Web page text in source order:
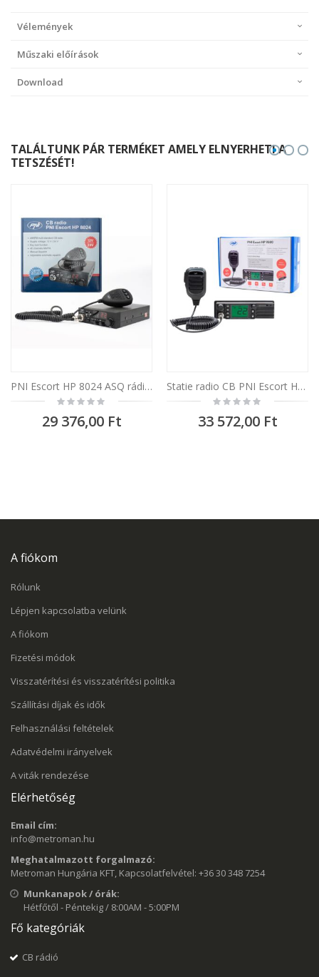
Vélemények
Műszaki előírások
Download
TALÁLTUNK PÁR TERMÉKET AMELY ELNYERHETI A
TETSZÉSÉT!
PNI Escort HP 8024 ASQ rádióállomás, szabályozható tápellátás 12V-24V és 8 WATT
Rating:
0%
29 376,00 Ft
Statie radio CB PNI Escort HP 9500 multistandard, ASQ, VOX, Scan, 4W, AM-FM, alimentare 12V/24V, mufa de bricheta inclusa
Rating:
0%
33 572,00 Ft
A fiókom
Rólunk
Lépjen kapcsolatba velünk
A fiókom
Fizetési módok
Visszatérítési és visszatérítési politika
Szállítási díjak és idők
Felhasználási feltételek
Adatvédelmi irányelvek
A viták rendezése
Elérhetőség
Email cím:
info@metroman.hu
Meghatalmazott forgalmazó:
Metroman Hungária KFT, Kapcsolatfelvétel: +36 30 348 7254
Munkanapok / órák:
Hétfőtől - Péntekig / 8:00AM - 5:00PM
Fő kategóriák
CB rádió